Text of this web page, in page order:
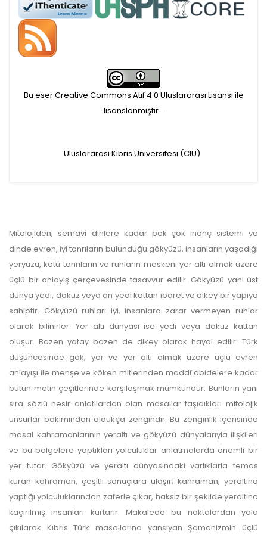
APC ödemesi
Öndenetimden geçen
makaleler için, 100 Avro
Makale İşletim Ücreti (APC)
makaleler için yazarlara
ulaşmadan ödeme yapan
yazarlara geri iade
yapılmamaktadır.
Makale Takip Sistemi
gönderilmesi ve
sonraki öndenetim,
ve hakem süreçleri,
Dergipark üzerinden
gerçekleştirilmektedir.
Bu eser Creative Commons Atıf 4.0 Uluslararası Lisansı ile
lisanslanmıştır. .
Uluslararası Kıbrıs Üniversitesi (CIU)
Mitolojiden, semavî dinlere kadar pek çok inanç sistemi ve
dinde evren, iyi tanrıların bulunduğu gökyüzü, insanların yaşadığı
yeryüzü, kötü tanrıların ve ruhların meskeni yer altı olmak üzere
üçlü bir anlayış çerçevesinde tasavvur edilir. Gökyüzü yani üst
dünya yedi, dokuz veya on yedi kattan ibaret ve dikey bir yapıya
sahiptir. Gökyüzü ruhları iyi, insanlara zarar vermeyen ruhlar
olarak bilinirler. Yer altı dünyası ise yedi veya dokuz kattan
oluşur. Bazen yatay bazen de dikey olarak hayal edilir. Türk
düşüncesinde gök, yer ve yer altı olmak üzere üçlü evren
anlayışı ile menşe ve köken mitlerinden maddî abidelere kadar
bütün metin çeşitlerinde karşılaşmak mümkündür. Bunların yanı
sıra sözlü nesir anlatılardan olan masallar taşıdıkları mitolojik
unsurlar bakımından oldukça zengindir. Bu zenginlik içerisinde
masal kahramanlarının yeraltı ve gökyüzü dünyalarıyla ilişkileri
ve bu bölgelere yaptıkları yolculuklar anlatmalarda önemli bir
yer tutar. Gökyüzü ve yeraltı dünyasındaki varlıklarla temas
kuran kahraman, çeşitli sonuçlara ulaşır; kahraman, yeraltına
yaptığı yolculuklarından zaferle çıkar, haksız bir şekilde yeraltına
kaçırılmış insanları kurtarır. Makalede bu noktalardan yola
çıkılarak Kıbrıs Türk masallarına yansıyan Şamanizmin üçlü